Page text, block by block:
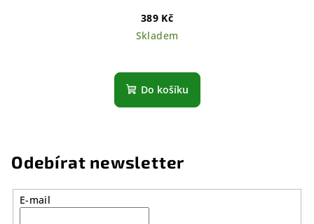
389 Kč
Skladem
hodnocení
produktu
hvězdiček.
Do košíku
Odebírat newsletter
E-mail